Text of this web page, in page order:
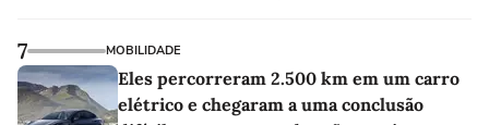
7 MOBILIDADE
Eles percorreram 2.500 km em um carro
elétrico e chegaram a uma conclusão